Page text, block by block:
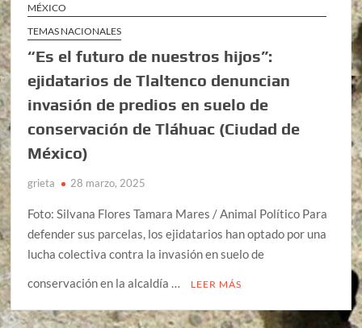
MÉXICO
TEMAS NACIONALES
“Es el futuro de nuestros hijos”:
ejidatarios de Tlaltenco denuncian
invasión de predios en suelo de
conservación de Tláhuac (Ciudad de
México)
grieta 28 marzo, 2025
Foto: Silvana Flores Tamara Mares / Animal Político Para
defender sus parcelas, los ejidatarios han optado por una
lucha colectiva contra la invasión en suelo de
conservación en la alcaldía …
LEER MÁS